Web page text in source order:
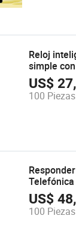
Reloj
simple
deportivos
mujeres
US$
100 Piezas
Deportes
US$
100 Piezas